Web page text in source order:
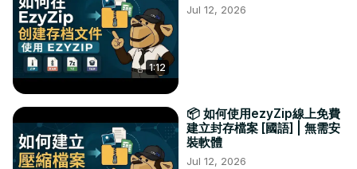
1:12
Jul 12, 2026
📦 如何使用ezyZip線上免費
建立封存檔案 [國語] | 無需安
裝軟體
Jul 12, 2026